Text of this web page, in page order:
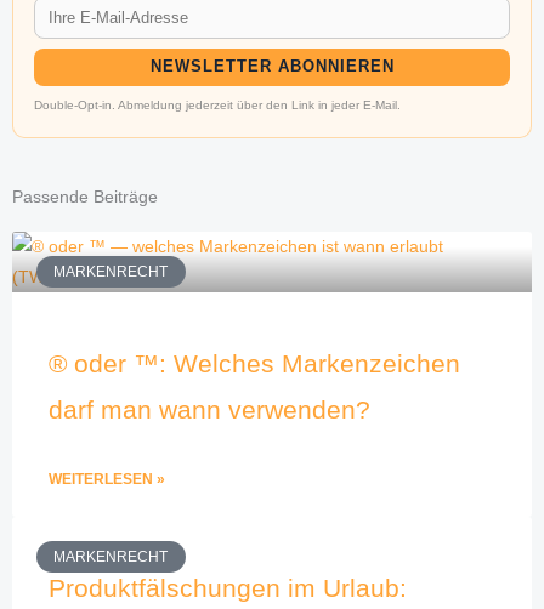
NEWSLETTER ABONNIEREN
Double-Opt-in. Abmeldung jederzeit über den Link in jeder E-Mail.
Passende Beiträge
MARKENRECHT
® oder ™: Welches Markenzeichen
darf man wann verwenden?
WEITERLESEN »
MARKENRECHT
Produktfälschungen im Urlaub: